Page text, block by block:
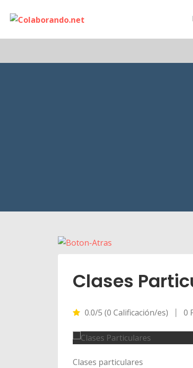
Clases
0.0/5 (0 Calificación/es) 0
Clases particulares